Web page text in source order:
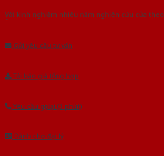
Với kinh nghiệm nhiêu năm nghiên cứu cửa
Gửi yêu cầu tư vấn
Tải báo giá tổng hợp
Yêu cầu gọi lại (3 phút)
Dành cho đại lý